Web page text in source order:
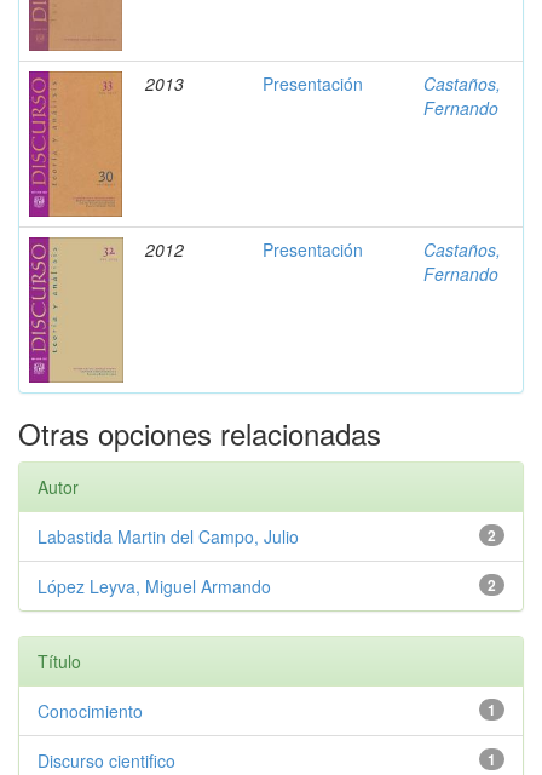
2013 Presentación
Castaños,
Fernando
2012 Presentación
Castaños,
Fernando
Otras opciones relacionadas
Autor
2
Labastida Martin del Campo, Julio
2
López Leyva, Miguel Armando
Título
1
Conocimiento
1
Discurso cientifico